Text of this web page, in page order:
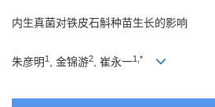
内生真菌对铁皮石斛种苗生长的影响
朱彦明 1 , 金锦游2, 崔永一1,*